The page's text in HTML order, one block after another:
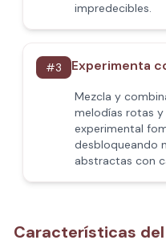
impredecibles.
#3 Experimenta
Mezcla y
melodías rotas
experimental
desbloqueando
abstractas con
Características